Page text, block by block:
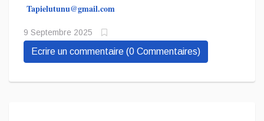
Tapielutunu@gmail.com
9 Septembre 2025
Ecrire un commentaire (0 Commentaires)